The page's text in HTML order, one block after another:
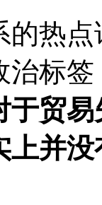
的热
治标
于贸
上并